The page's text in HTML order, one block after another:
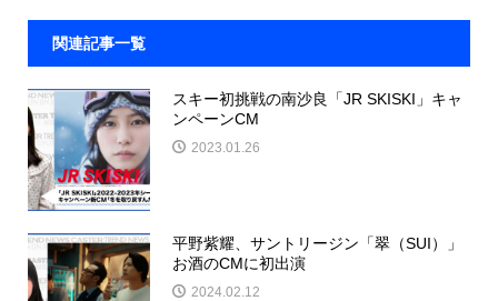
関連記事一覧
スキー初挑戦の南沙良「JR SKISKI」キャ
ンペーンCM
2023.01.26
平野紫耀、サントリージン「翠（SUI）」
お酒のCMに初出演
2024.02.12